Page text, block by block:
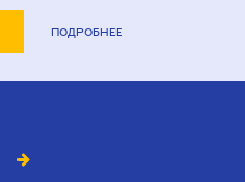
ПОДРОБНЕЕ